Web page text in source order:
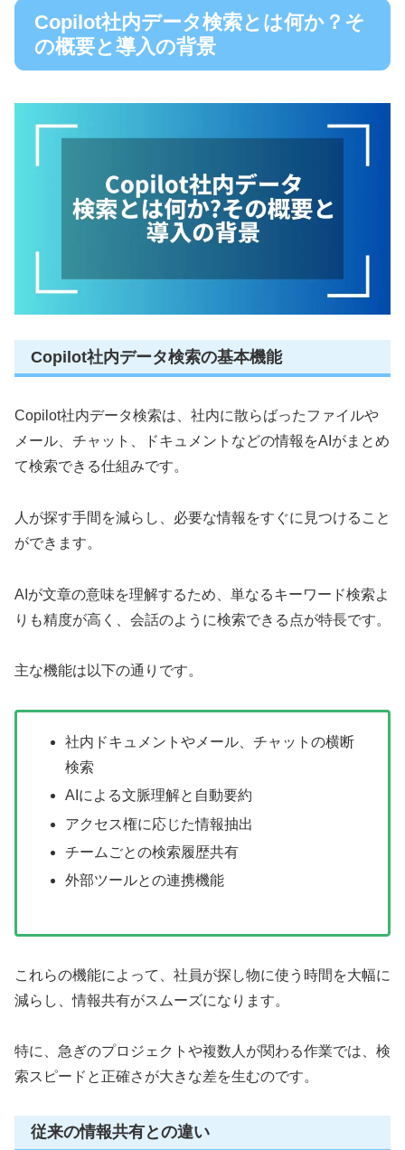
Copilot社内データ検索とは何か？そ
の概要と導入の背景
Copilot社内データ検索の基本機能
Copilot社内データ検索は、社内に散らばったファイルや
メール、チャット、ドキュメントなどの情報をAIがまとめ
て検索できる仕組みです。
人が探す手間を減らし、必要な情報をすぐに見つけること
ができます。
AIが文章の意味を理解するため、単なるキーワード検索よ
りも精度が高く、会話のように検索できる点が特長です。
主な機能は以下の通りです。
社内ドキュメントやメール、チャットの横断
検索
AIによる文脈理解と自動要約
アクセス権に応じた情報抽出
チームごとの検索履歴共有
外部ツールとの連携機能
これらの機能によって、社員が探し物に使う時間を大幅に
減らし、情報共有がスムーズになります。
特に、急ぎのプロジェクトや複数人が関わる作業では、検
索スピードと正確さが大きな差を生むのです。
従来の情報共有との違い